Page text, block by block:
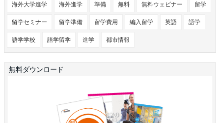
海外大学進学 海外進学 準備 無料 無料ウェビナー 留学
留学セミナー 留学準備 留学費用 編入留学 英語 語学
語学学校 語学留学 進学 都市情報
無料ダウンロード